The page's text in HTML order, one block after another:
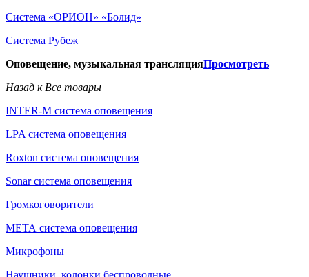
Система «ОРИОН» «Болид»
Система Рубеж
Оповещение, музыкальная трансляцияПросмотреть
Назад к Все товары
INTER-M система оповещения
LPA система оповещения
Roxton система оповещения
Sonar система оповещения
Громкоговорители
МЕТА система оповещения
Микрофоны
Наушники, колонки беспроводные